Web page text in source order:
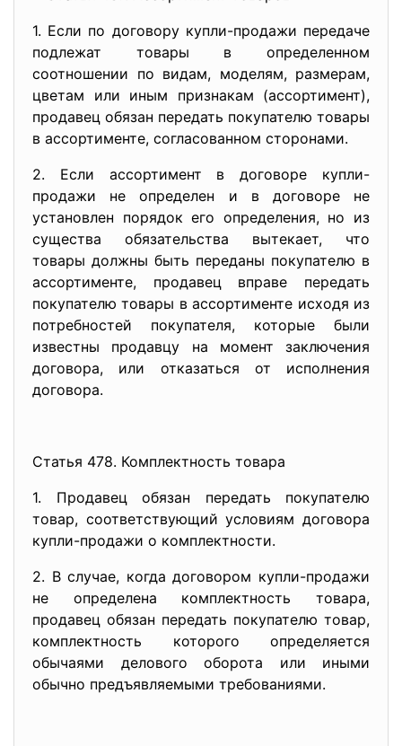
1. Если по договору купли-продажи передаче
подлежат товары в определенном
соотношении по видам, моделям, размерам,
цветам или иным признакам (ассортимент),
продавец обязан передать покупателю товары
в ассортименте, согласованном сторонами.
2. Если ассортимент в договоре купли-
продажи не определен и в договоре не
установлен порядок его определения, но из
существа обязательства вытекает, что
товары должны быть переданы покупателю в
ассортименте, продавец вправе передать
покупателю товары в ассортименте исходя из
потребностей покупателя, которые были
известны продавцу на момент заключения
договора, или отказаться от исполнения
договора.
Статья 478. Комплектность товара
1. Продавец обязан передать покупателю
товар, соответствующий условиям договора
купли-продажи о комплектности.
2. В случае, когда договором купли-продажи
не определена комплектность товара,
продавец обязан передать покупателю товар,
комплектность которого определяется
обычаями делового оборота или иными
обычно предъявляемыми требованиями.